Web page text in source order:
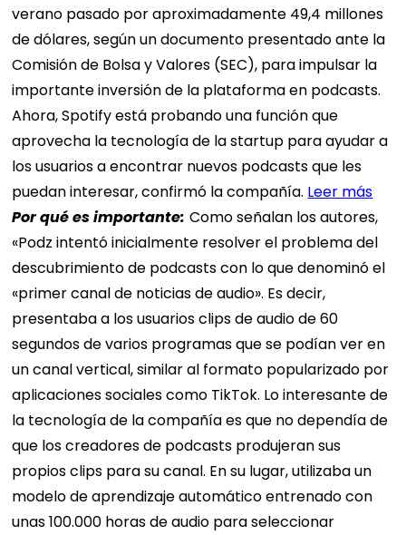
verano pasado por aproximadamente 49,4 millones
de dólares, según un documento presentado ante la
Comisión de Bolsa y Valores (SEC), para impulsar la
importante inversión de la plataforma en podcasts.
Ahora, Spotify está probando una función que
aprovecha la tecnología de la startup para ayudar a
los usuarios a encontrar nuevos podcasts que les
puedan interesar, confirmó la compañía. Leer más
Por qué es importante: Como señalan los autores,
«Podz intentó inicialmente resolver el problema del
descubrimiento de podcasts con lo que denominó el
«primer canal de noticias de audio». Es decir,
presentaba a los usuarios clips de audio de 60
segundos de varios programas que se podían ver en
un canal vertical, similar al formato popularizado por
aplicaciones sociales como TikTok. Lo interesante de
la tecnología de la compañía es que no dependía de
que los creadores de podcasts produjeran sus
propios clips para su canal. En su lugar, utilizaba un
modelo de aprendizaje automático entrenado con
unas 100.000 horas de audio para seleccionar